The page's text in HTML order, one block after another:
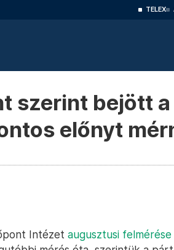
TELEX
szerint bejött
előnyt
Intézet augusztusi